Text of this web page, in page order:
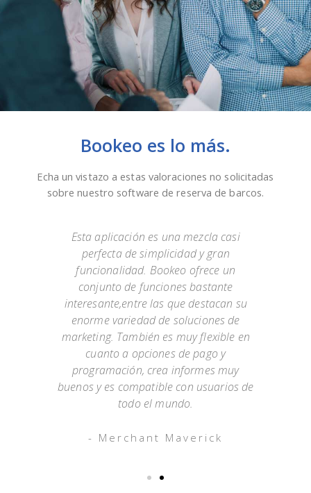
Bookeo es lo más.
Echa un vistazo a estas valoraciones no solicitadas
sobre nuestro software de reserva de barcos.
Esta aplicación es una mezcla casi
perfecta de simplicidad y gran
funcionalidad. Bookeo ofrece un
conjunto de funciones bastante
interesante,entre las que destacan su
enorme variedad de soluciones de
marketing. También es muy flexible en
cuanto a opciones de pago y
programación, crea informes muy
buenos y es compatible con usuarios de
todo el mundo.
- Merchant Maverick